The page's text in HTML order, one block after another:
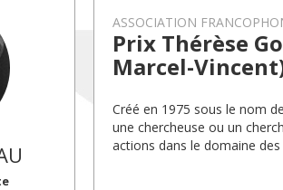
ASSOCIATION
Prix Thérèse
Marcel-
Créé en 1975 sous le nom
une chercheuse ou un
actions dans le domaine des